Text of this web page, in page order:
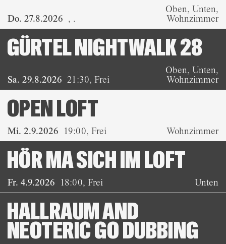
Do. 27.8.2026 , .
Oben, Unten,
Wohnzimmer
Sa. 29.8.2026 21:30,Frei
GÜRTEL NIGHTWALK 28
Oben, Unten,
Wohnzimmer
Mi. 2.9.2026 19:00,Frei
OPEN LOFT
Wohnzimmer
Fr. 4.9.2026 18:00,Frei
HÖR MA SICH IM LOFT
Unten
HALLRAUM AND
NEOTERIC GO DUBBING